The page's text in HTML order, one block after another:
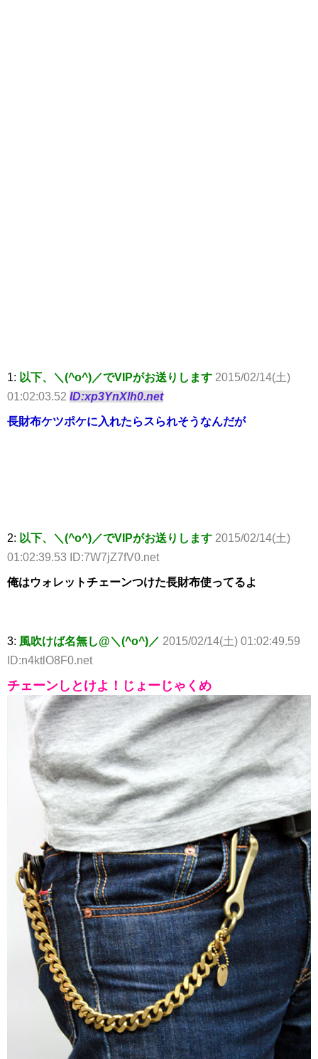
1: 以下、＼(^o^)／でVIPがお送りします 2015/02/14(土)
01:02:03.52 ID:xp3YnXlh0.net
長財布ケツポケに入れたらスられそうなんだが
2: 以下、＼(^o^)／でVIPがお送りします 2015/02/14(土)
01:02:39.53 ID:7W7jZ7fV0.net
俺はウォレットチェーンつけた長財布使ってるよ
3: 風吹けば名無し@＼(^o^)／ 2015/02/14(土) 01:02:49.59
ID:n4ktlO8F0.net
チェーンしとけよ！じょーじゃくめ